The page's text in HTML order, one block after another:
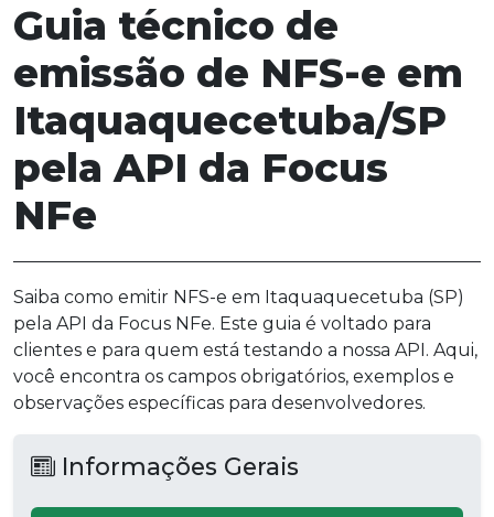
Guia técnico de
emissão de NFS-e em
Itaquaquecetuba/SP
pela API da Focus
NFe
Saiba como emitir NFS-e em Itaquaquecetuba (SP)
pela API da Focus NFe. Este guia é voltado para
clientes e para quem está testando a nossa API. Aqui,
você encontra os campos obrigatórios, exemplos e
observações específicas para desenvolvedores.
Informações Gerais